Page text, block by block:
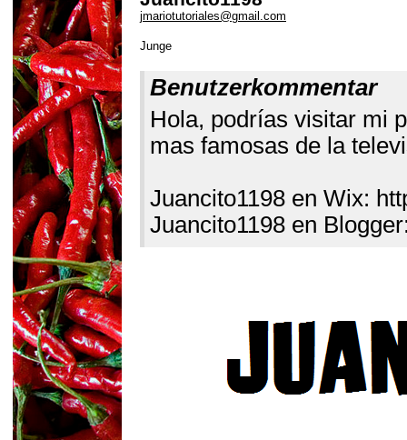
jmariotutoriales@gmail.com
Junge
Benutzerkommentar
Hola, podrías visitar mi
mas famosas de la
Juancito1198 en Wix:
Juancito1198 en